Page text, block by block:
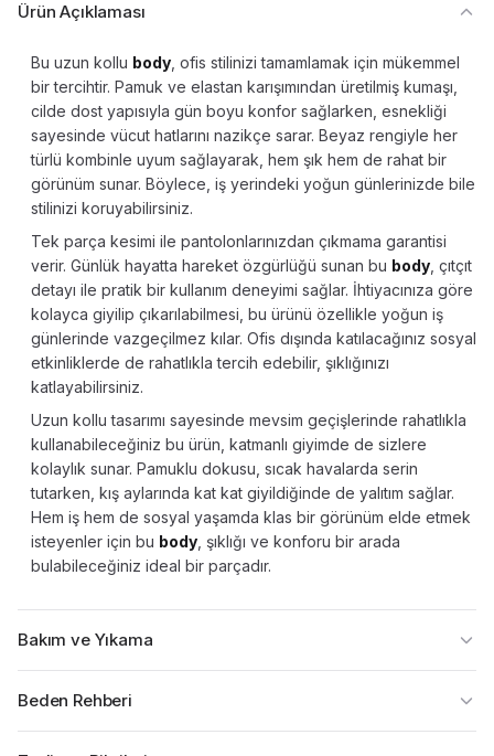
Ürün Açıklaması
Bu uzun kollu body , ofis stilinizi tamamlamak için mükemmel
bir tercihtir. Pamuk ve elastan karışımından üretilmiş kumaşı,
cilde dost yapısıyla gün boyu konfor sağlarken, esnekliği
sayesinde vücut hatlarını nazikçe sarar. Beyaz rengiyle her
türlü kombinle uyum sağlayarak, hem şık hem de rahat bir
görünüm sunar. Böylece, iş yerindeki yoğun günlerinizde bile
stilinizi koruyabilirsiniz.
Tek parça kesimi ile pantolonlarınızdan çıkmama garantisi
verir. Günlük hayatta hareket özgürlüğü sunan bu body , çıtçıt
detayı ile pratik bir kullanım deneyimi sağlar. İhtiyacınıza göre
kolayca giyilip çıkarılabilmesi, bu ürünü özellikle yoğun iş
günlerinde vazgeçilmez kılar. Ofis dışında katılacağınız sosyal
etkinliklerde de rahatlıkla tercih edebilir, şıklığınızı
katlayabilirsiniz.
Uzun kollu tasarımı sayesinde mevsim geçişlerinde rahatlıkla
kullanabileceğiniz bu ürün, katmanlı giyimde de sizlere
kolaylık sunar. Pamuklu dokusu, sıcak havalarda serin
tutarken, kış aylarında kat kat giyildiğinde de yalıtım sağlar.
Hem iş hem de sosyal yaşamda klas bir görünüm elde etmek
isteyenler için bu body , şıklığı ve konforu bir arada
bulabileceğiniz ideal bir parçadır.
Bakım ve Yıkama
Beden Rehberi